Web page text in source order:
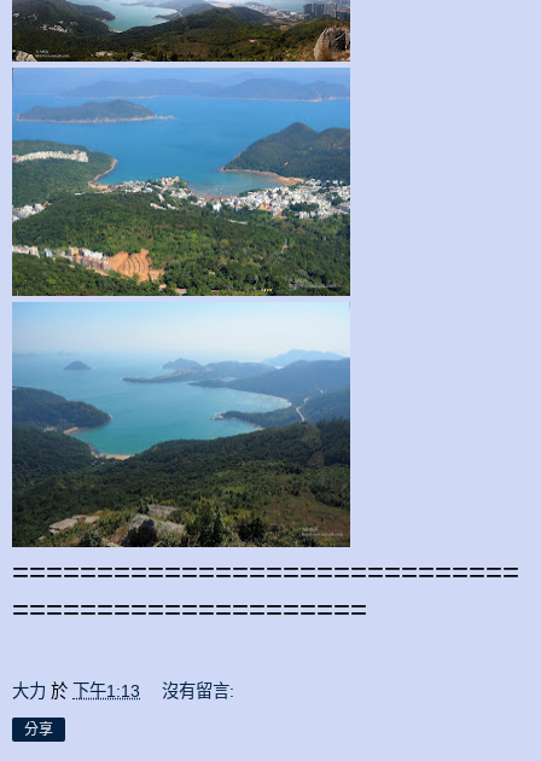
==============================
=====================
大力 於 下午1:13 沒有留言:
分享